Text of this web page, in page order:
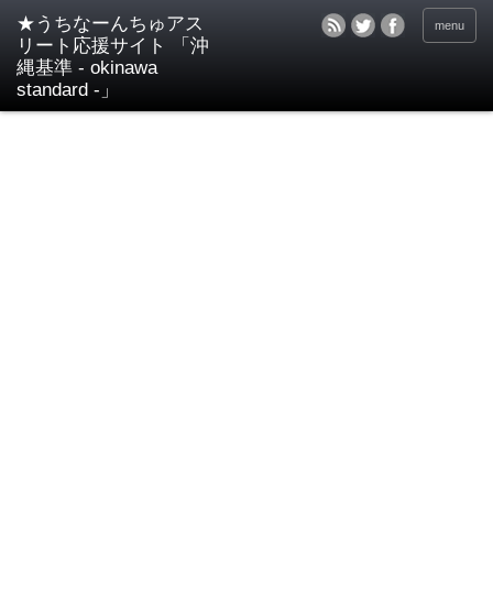
★うちなーんちゅアス
リート応援サイト 「沖
縄基準 - okinawa
standard -」
menu